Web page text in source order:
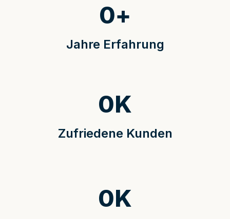
Jahre Erfahrung
0+
Zufriedene Kunden
0K
0K